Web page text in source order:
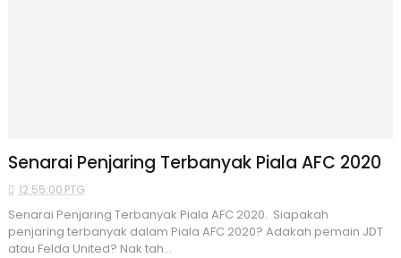
Senarai Penjaring Terbanyak Piala AFC 2020
12:55:00 PTG
Senarai Penjaring Terbanyak Piala AFC 2020. Siapakah
penjaring terbanyak dalam Piala AFC 2020? Adakah pemain JDT
atau Felda United? Nak tah...